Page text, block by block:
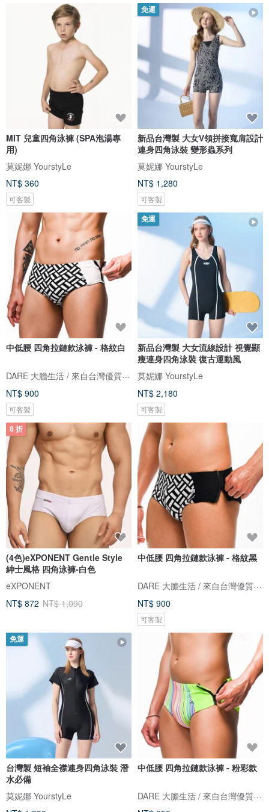
MIT 兒童四角泳褲 (SPA泡湯專
用)
莫妮娜 YourstyLe
NT$ 360
可客製
免運
新品台灣製 大女V領拼接寬肩設計
連身四角泳裝 變形蟲系列
莫妮娜 YourstyLe
NT$ 1,280
可客製
中低腰 四角拉鏈款泳褲 - 格紋白
DARE 大膽生活 / 來自台灣優質男性內著
NT$ 900
可客製
免運
新品台灣製 大女流線設計 視覺顯
瘦連身四角泳裝 復古運動風
莫妮娜 YourstyLe
NT$ 2,180
可客製
8 折
(4色)eXPONENT Gentle Style
紳士風格 四角泳褲-白色
eXPONENT
NT$ 872 NT$ 1,090
中低腰 四角拉鏈款泳褲 - 格紋黑
DARE 大膽生活 / 來自台灣優質男性內著
NT$ 900
可客製
免運
台灣製 短袖全襟連身四角泳裝 潛
水必備
莫妮娜 YourstyLe
中低腰 四角拉鏈款泳褲 - 粉彩款
DARE 大膽生活 / 來自台灣優質男性內著